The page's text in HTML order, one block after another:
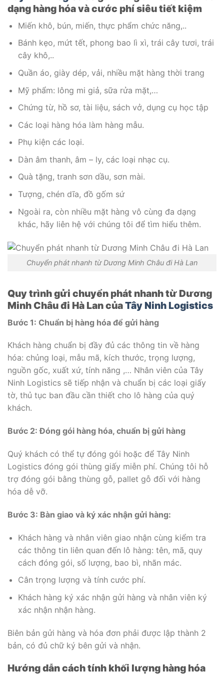
dạng hàng hóa và cước phí siêu tiết kiệm
Miến khô, bún, miến, thực phẩm chức năng,..
Bánh kẹo, mứt tết, phong bao lì xì, trái cây tươi, trái
cây khô,..
Quần áo, giày dép, vải, nhiều mặt hàng thời trang
Mỹ phẩm: lông mi giả, sữa rửa mặt,…
Chứng từ, hồ sơ, tài liệu, sách vở, dụng cụ học tập
Các loại hàng hóa làm hàng mẫu.
Phụ kiện các loại.
Dàn âm thanh, âm – ly, các loại nhạc cụ.
Quà tặng, tranh sơn dầu, sơn mài.
Tượng, chén dĩa, đồ gốm sứ
Ngoài ra, còn nhiều mặt hàng vô cùng đa dạng
khác, hãy liên hệ với chúng tôi để tìm hiểu thêm.
Chuyển phát nhanh từ Dương Minh Châu đi Hà Lan
Quy trình gửi chuyển phát nhanh từ Dương
Minh Châu đi Hà Lan củaTây Ninh Logistics
Bước 1: Chuẩn bị hàng hóa để gửi hàng
Khách hàng chuẩn bị đầy đủ các thông tin về hàng
hóa: chủng loại, mẫu mã, kích thước, trọng lượng,
nguồn gốc, xuất xứ, tính năng ,… Nhân viên của Tây
Ninh Logistics sẽ tiếp nhận và chuẩn bị các loại giấy
tờ, thủ tục ban đầu cần thiết cho lô hàng của quý
khách.
Bước 2: Đóng gói hàng hóa, chuẩn bị gửi hàng
Quý khách có thể tự đóng gói hoặc để Tây Ninh
Logistics đóng gói thùng giấy miễn phí. Chúng tôi hỗ
trợ đóng gói bằng thùng gỗ, pallet gỗ đối với hàng
hóa dễ vỡ.
Bước 3: Bàn giao và ký xác nhận gửi hàng:
Khách hàng và nhân viên giao nhận cùng kiểm tra
các thông tin liên quan đến lô hàng: tên, mã, quy
cách đóng gói, số lượng, bao bì, nhãn mác.
Cân trọng lượng và tính cước phí.
Khách hàng ký xác nhận gửi hàng và nhân viên ký
xác nhận nhận hàng.
Biên bản gửi hàng và hóa đơn phải được lập thành 2
bản, có đủ chữ ký bên gửi và nhận.
Hướng dẫn cách tính khối lượng hàng hóa